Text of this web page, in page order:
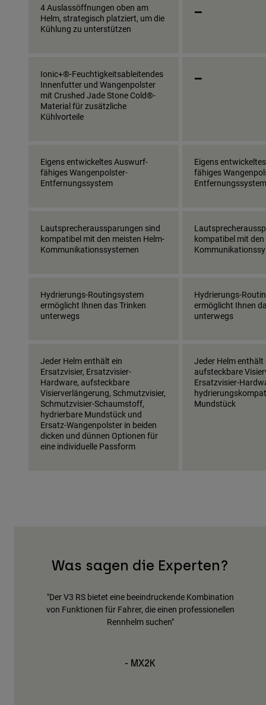
4 Auslassöffnungen oben am
Helm, strategisch platziert, um die
Kühlung zu unterstützen
_
Ionic+®-Feuchtigkeitsableitendes
Innenfutter und Wangenpolster
mit Crushed Jade Stone Cold®-
Material für zusätzliche
Kühlvorteile
_
Eigens entwickeltes Auswurf-
fähiges Wangenpolster-
Entfernungssystem
Eigens
fähiges
Entfernungssystem
Lautsprecheraussparungen sind
kompatibel mit den meisten Helm-
Kommunikationssystemen
kompatibel mit
Hydrierungs-Routingsystem
ermöglicht Ihnen das Trinken
unterwegs
Hydrierungs-
ermöglicht Ihnen
unterwegs
Jeder Helm enthält ein
Ersatzvisier, Ersatzvisier-
Hardware, aufsteckbare
Visierverlängerung, Schmutzvisier,
Schmutzvisier-Schaumstoff,
hydrierbare Mundstück und
Ersatz-Wangenpolster in beiden
dicken und dünnen Optionen für
eine individuelle Passform
Jeder Helm enthält
aufsteckbare
Ersatzvisier-
Mundstück
Was sagen die Experten?
"Der V3 RS ist der erste professionelle Motocross-
Helm mit dem Mips Integra Split-System, das eine
präzise Passform bietet, die Belüftung maximiert und